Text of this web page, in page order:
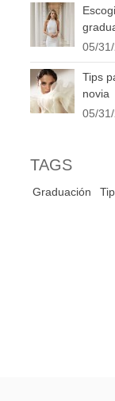
05/
Tips
novia
05/
TAGS
Graduación